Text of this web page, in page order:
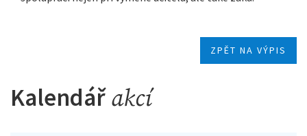
ZPĚT NA VÝPIS
Kalendářakcí